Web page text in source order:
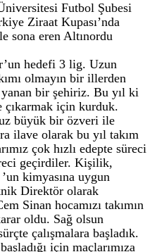
Futbol Şubesi
Ziraat Kupası’nda
sona eren Altınordu
hedefi 3 lig. Uzun
olmayın bir illerden
bir şehiriz. Bu yıl ki
çıkarmak için kurduk.
büyük bir özveri ile
ilave olarak bu yıl takım
çok hızlı edepte süreci
geçirdiler. Kişilik,
kimyasına uygun
Direktör olarak
Sinan hocamızı takımın
oldu. Sağ olsun
çalışmalara başladık.
için maçlarımıza